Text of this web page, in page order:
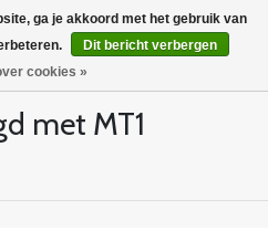
met MT1
ga je akkoord met het gebruik van
Dit bericht verbergen
cookies »